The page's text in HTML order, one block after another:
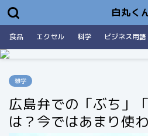
白丸く
食品 エクセル 科学 ビジネス用語
雑学
広島弁での「ぶち」
は？今ではあまり使